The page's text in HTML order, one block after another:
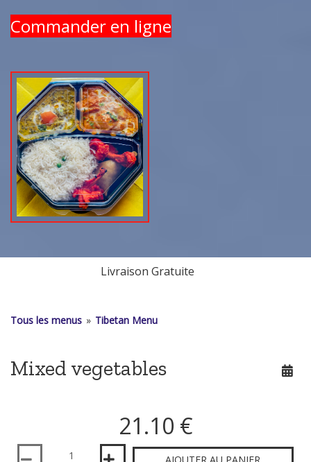
Commander en ligne
Livraison Gratuite
Tous les menus » Tibetan Menu
Mixed vegetables
21.10 €
Quantité